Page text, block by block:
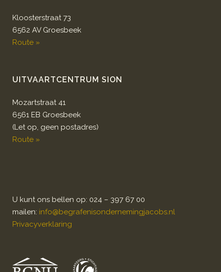
Kloosterstraat 73
6562 AV Groesbeek
Route »
UITVAARTCENTRUM SION
Mozartstraat 41
6561 EB Groesbeek
(Let op, geen postadres)
Route »
U kunt ons bellen op: 024 – 397 67 00
mailen: info@begrafenisondernemingjacobs.nl
Privacyverklaring